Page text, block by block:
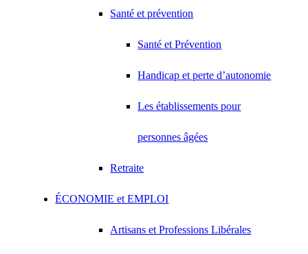
Santé et prévention
Santé et Prévention
Handicap et perte d’autonomie
Les établissements pour
personnes âgées
Retraite
ÉCONOMIE et EMPLOI
Artisans et Professions Libérales